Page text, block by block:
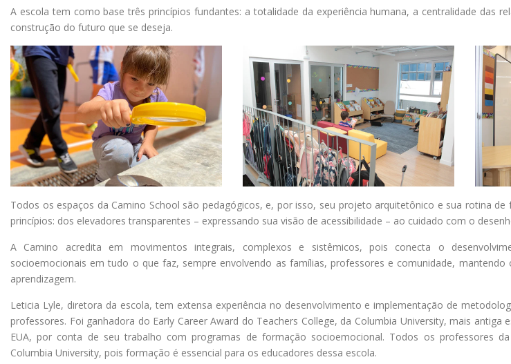
A escola tem como base três princípios fundantes: a totalidade da experiência humana, a centralidade das
construção do futuro que se deseja.
Todos os espaços da Camino School são pedagógicos, e, por isso, seu projeto arquitetônico e sua rotina
princípios: dos elevadores transparentes – expressando sua visão de acessibilidade – ao cuidado com o
A Camino acredita em movimentos integrais, complexos e sistêmicos, pois conecta o
socioemocionais em tudo o que faz, sempre envolvendo as famílias, professores e comunidade,
aprendizagem.
Leticia Lyle, diretora da escola, tem extensa experiência no desenvolvimento e implementação de
professores. Foi ganhadora do Early Career Award do Teachers College, da Columbia University, mais
EUA, por conta de seu trabalho com programas de formação socioemocional. Todos os professores
Columbia University, pois formação é essencial para os educadores dessa escola.